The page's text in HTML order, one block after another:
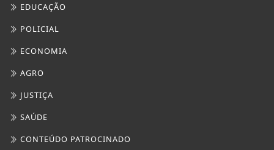
EDUCAÇÃO
POLICIAL
ECONOMIA
AGRO
JUSTIÇA
SAÚDE
CONTEÚDO PATROCINADO